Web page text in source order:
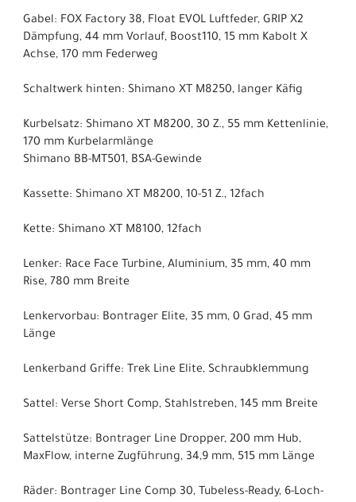
Gabel: FOX Factory 38, Float EVOL Luftfeder, GRIP X2
Dämpfung, 44 mm Vorlauf, Boost110, 15 mm Kabolt X
Achse, 170 mm Federweg
Schaltwerk hinten: Shimano XT M8250, langer Käfig
Kurbelsatz: Shimano XT M8200, 30 Z., 55 mm Kettenlinie,
170 mm Kurbelarmlänge
Shimano BB-MT501, BSA-Gewinde
Kassette: Shimano XT M8200, 10-51 Z., 12fach
Kette: Shimano XT M8100, 12fach
Lenker: Race Face Turbine, Aluminium, 35 mm, 40 mm
Rise, 780 mm Breite
Lenkervorbau: Bontrager Elite, 35 mm, 0 Grad, 45 mm
Länge
Lenkerband Griffe: Trek Line Elite, Schraubklemmung
Sattel: Verse Short Comp, Stahlstreben, 145 mm Breite
Sattelstütze: Bontrager Line Dropper, 200 mm Hub,
MaxFlow, interne Zugführung, 34,9 mm, 515 mm Länge
Räder: Bontrager Line Comp 30, Tubeless-Ready, 6-Loch-